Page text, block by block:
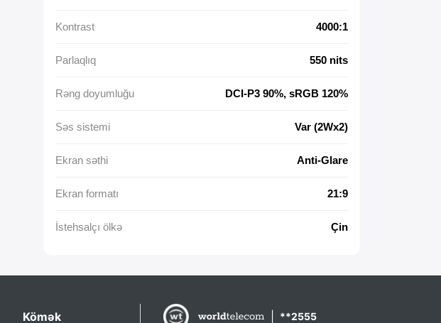
Kontrast 4000:1
Parlaqlıq 550 nits
Rəng doyumluğu DCI-P3 90%, sRGB 120%
Səs sistemi Var (2Wx2)
Ekran səthi Anti-Glare
Ekran formatı 21:9
İstehsalçı ölkə Çin
Kömək **2555